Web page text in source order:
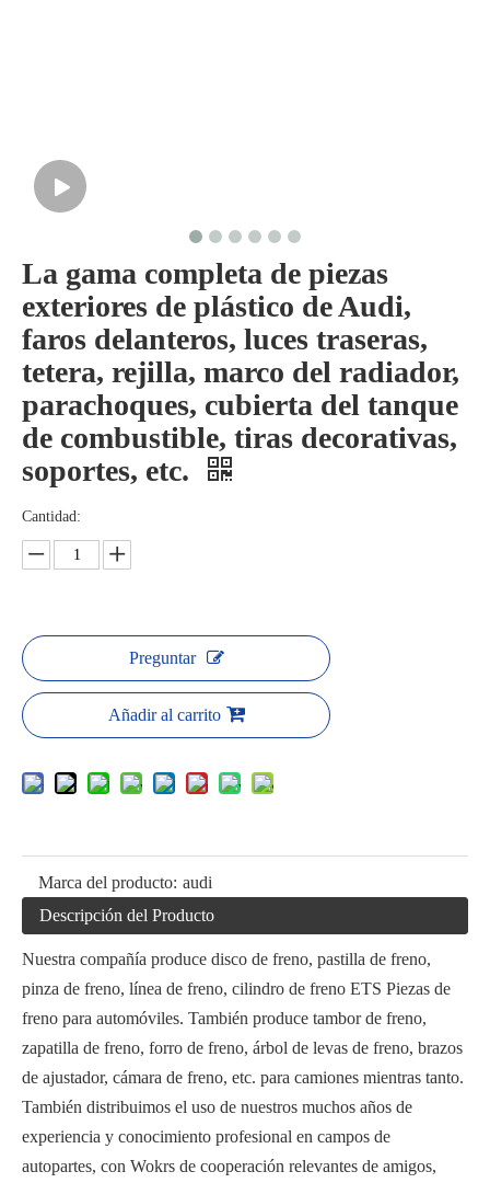
La gama completa de piezas
exteriores de plástico de Audi,
faros delanteros, luces traseras,
tetera, rejilla, marco del radiador,
parachoques, cubierta del tanque
de combustible, tiras decorativas,
soportes, etc.
Cantidad:
Preguntar
Añadir al carrito
Marca del producto: audi
Descripción del Producto
Nuestra compañía produce disco de freno, pastilla de freno,
pinza de freno, línea de freno, cilindro de freno ETS Piezas de
freno para automóviles. También produce tambor de freno,
zapatilla de freno, forro de freno, árbol de levas de freno, brazos
de ajustador, cámara de freno, etc. para camiones mientras tanto.
También distribuimos el uso de nuestros muchos años de
experiencia y conocimiento profesional en campos de
autopartes, con Wokrs de cooperación relevantes de amigos,